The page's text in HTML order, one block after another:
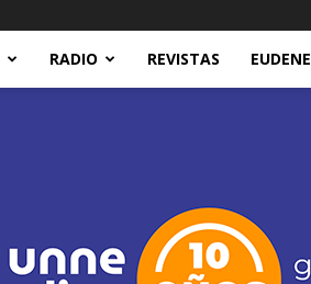
RADIO REVISTAS EUDENE